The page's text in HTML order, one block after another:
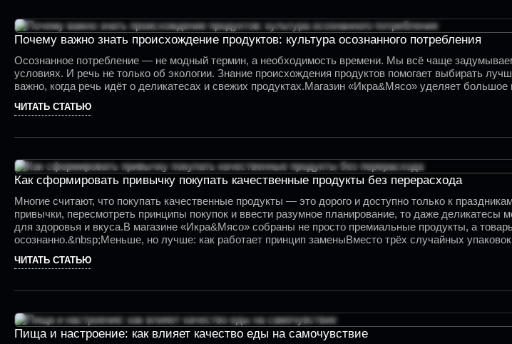
Почему важно знать происхождение продуктов: культура осознанного потребления
Осознанное потребление — не модный термин, а необходимость времени. Мы всё чаще
условиях. И речь не только об экологии. Знание происхождения продуктов помогает выбирать
важно, когда речь идёт о деликатесах и свежих продуктах.Магазин «Икра&Мясо» уделяет
ЧИТАТЬ СТАТЬЮ
Как сформировать привычку покупать качественные продукты без перерасхода
Многие считают, что покупать качественные продукты — это дорого и доступно только к
привычки, пересмотреть принципы покупок и ввести разумное планирование, то даже
для здоровья и вкуса.В магазине «Икра&Мясо» собраны не просто премиальные продукты, а
осознанно.&nbsp;Меньше, но лучше: как работает принцип заменыВместо трёх случайных
ЧИТАТЬ СТАТЬЮ
Пища и настроение: как влияет качество еды на самочувствие